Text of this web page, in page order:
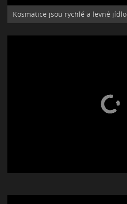
Kosmatice jsou rychlé a levné jídlo